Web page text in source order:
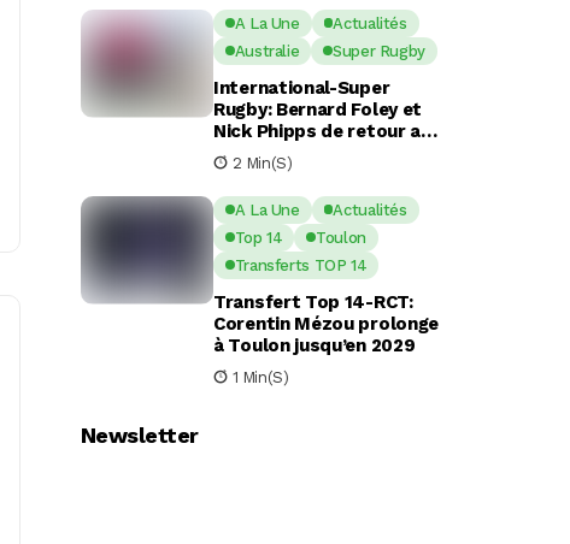
A La Une
Actualités
Australie
Super Rugby
International-Super
Rugby: Bernard Foley et
Nick Phipps de retour aux
Waratahs
2 Min(s)
A La Une
Actualités
Top 14
Toulon
Transferts TOP 14
Transfert Top 14-RCT:
Corentin Mézou prolonge
à Toulon jusqu’en 2029
1 Min(s)
Newsletter